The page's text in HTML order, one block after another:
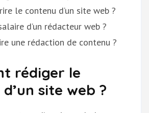
le contenu d’un site web ?
d’un rédacteur web ?
une rédaction de contenu ?
rédiger le
site web ?